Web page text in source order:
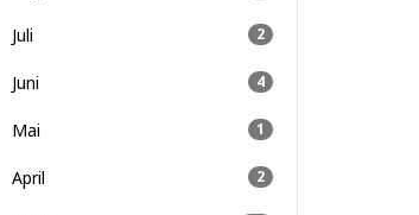
Juli 2
Juni 4
Mai 1
April 2